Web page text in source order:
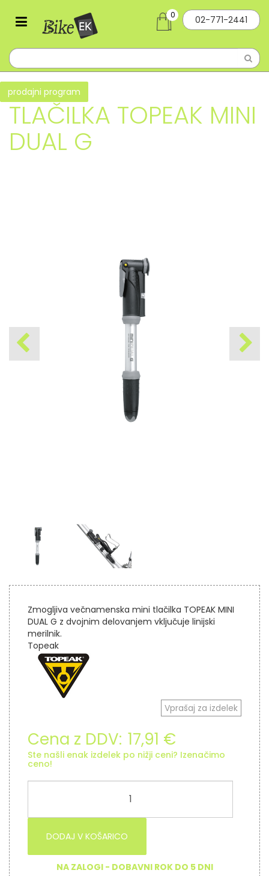
02-771-2441
0
prodajni program
TLAČILKA TOPEAK MINI
DUAL G
Zmogljiva večnamenska mini tlačilka TOPEAK MINI
DUAL G z dvojnim delovanjem vključuje linijski
merilnik.
Topeak
Vprašaj za izdelek
Cena z DDV: 17,91 €
Ste našli enak izdelek po nižji ceni? Izenačimo
ceno!
DODAJ V KOŠARICO
NA ZALOGI - DOBAVNI ROK DO 5 DNI